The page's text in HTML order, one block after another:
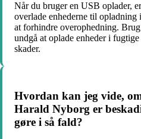
Når du bruger en USB oplader,
overlade enhederne til
at forhindre overophedning.
undgå at oplade enheder i
skader.
Hvordan kan jeg vide,
Harald Nyborg er
gøre i så fald?